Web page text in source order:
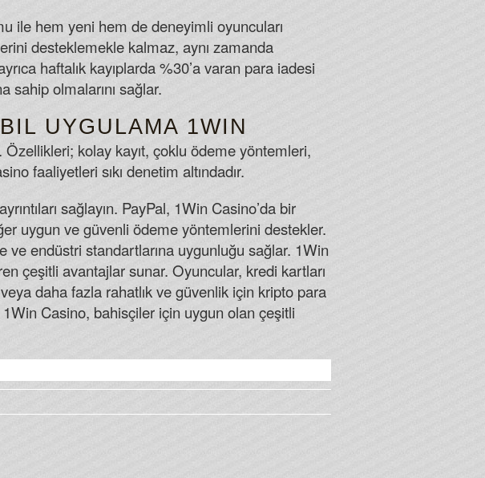
ile hem yeni hem de deneyimli oyuncuları
desteklemekle kalmaz, aynı zamanda
haftalık kayıplarda %30’a varan para iadesi
sahip olmalarını sağlar.
UYGULAMA 1WIN
kolay kayıt, çoklu ödeme yöntemleri,
faaliyetleri sıkı denetim altındadır.
sağlayın. PayPal, 1Win Casino’da bir
uygun ve güvenli ödeme yöntemlerini destekler.
ve endüstri standartlarına uygunluğu sağlar. 1Win
çeşitli avantajlar sunar. Oyuncular, kredi kartları
daha fazla rahatlık ve güvenlik için kripto para
Casino, bahisçiler için uygun olan çeşitli